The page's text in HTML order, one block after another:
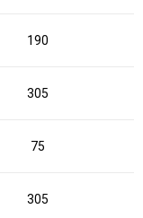
190
305
75
305